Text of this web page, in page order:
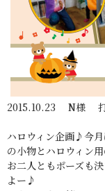
2015.10.23 N様
ハロウィン企画♪今
の小物とハロウィン
お二人ともポーズも
よー♪